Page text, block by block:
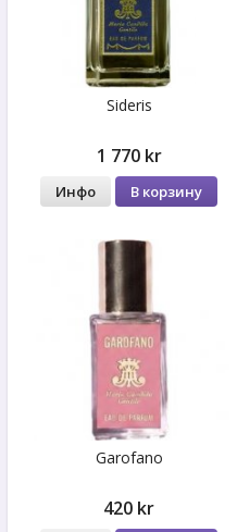
Sideris
1 770 kr
Инфо В корзину
Garofano
420 kr